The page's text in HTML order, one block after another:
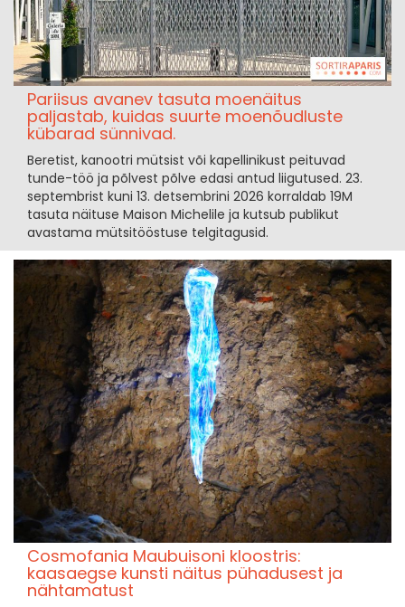
Pariisus avanev tasuta moe­näitus
paljastab, kuidas suurte moenõudluste
kübarad sünnivad.
Beretist, kanootri mütsist või kapellinikust peituvad
tunde-töö ja põlvest põlve edasi antud liigutused. 23.
septembrist kuni 13. detsembrini 2026 korraldab 19M
tasuta näituse Maison Michelile ja kutsub publikut
avastama mütsitööstuse telgitagusid.
Cosmofania Maubuisoni kloostris:
kaasaegse kunsti näitus pühadusest ja
nähtamatust